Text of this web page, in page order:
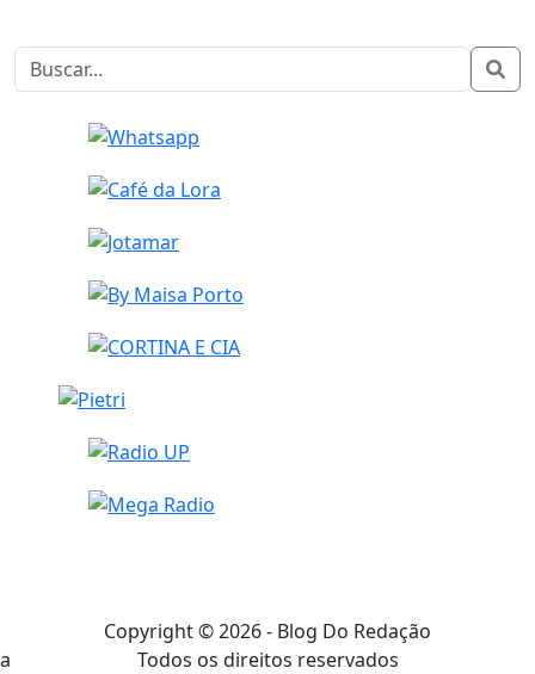
a
Copyright © 2026 - Blog Do Redação
Todos os direitos reservados